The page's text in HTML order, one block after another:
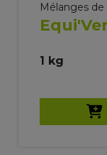
Mélanges
1 kg